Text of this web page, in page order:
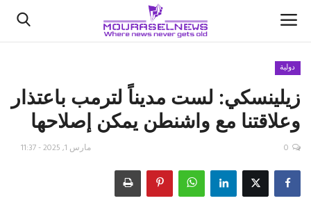
الأخبار
كتّابنا
اقتصاد
دولية
زيلينسكي: لست مديناً لترمب باعتذار
وعلاقتنا مع واشنطن يمكن إصلاحها
مارس 1, 2025 - 11:37 0